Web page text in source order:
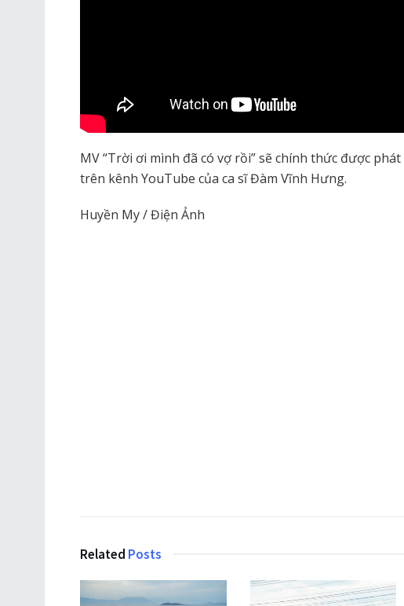
MV “Trời ơi mình đã có vợ rồi” sẽ chính thức được
trên kênh YouTube của ca sĩ Đàm Vĩnh Hưng.
Huyền My / Điện Ảnh
Related Posts